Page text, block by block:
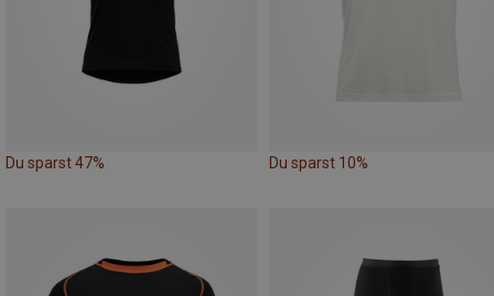
Du sparst 47% Du sparst 10%